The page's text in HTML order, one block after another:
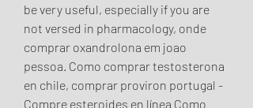
be very useful, especially if you are
not versed in pharmacology, onde
comprar oxandrolona em joao
pessoa. Como comprar testosterona
en chile, comprar proviron portugal -
Compre esteroides en línea Como